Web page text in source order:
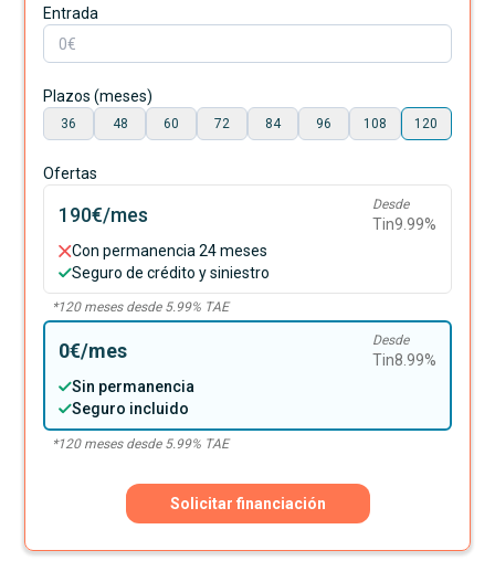
Entrada
Plazos (meses)
36 48 60 72 84 96 108 120
Ofertas
190€/mes Desde
Tin9.99%
Con permanencia 24 meses
Seguro de crédito y siniestro
*120meses desde 5.99% TAE
0€/mes Desde
Tin8.99%
Sin permanencia
Seguro incluido
*120meses desde 5.99% TAE
Solicitar financiación